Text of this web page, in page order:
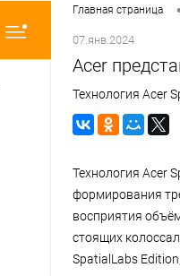
Главная страница
07.янв.2024
Acer
Технология Acer
Технология Acer
формирования
восприятия
стоящих
SpatialLabs